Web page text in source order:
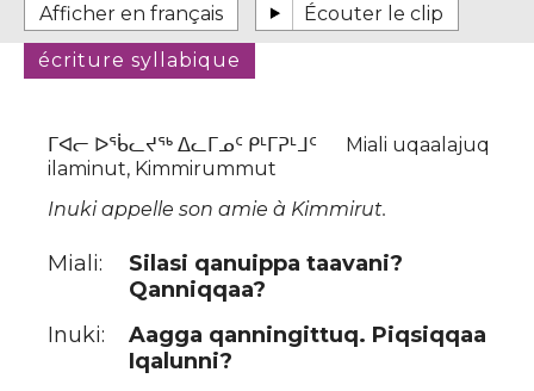
ᒥᐊᓕ ᐅᖄᓚᔪᖅ ᐃᓚᒥᓄᑦ ᑭᒻᒥᕈᒻᒧᑦ Miali uqaalajuq
ilaminut, Kimmirummut
Inuki appelle son amie à Kimmirut.
Miali:
Silasi qanuippa taavani?
Qanniqqaa?
Inuki:
Aagga qanningittuq. Piqsiqqaa
Iqalunni?